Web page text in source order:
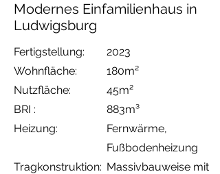
Modernes Einfamilienhaus in
Ludwigsburg
Fertigstellung:
Wohnfläche:
Nutzfläche:
BRI :
Heizung:
Tragkonstruktion:
2023
180m²
45m²
883m³
Fernwärme,
Fußbodenheizung
Massivbauweise mit